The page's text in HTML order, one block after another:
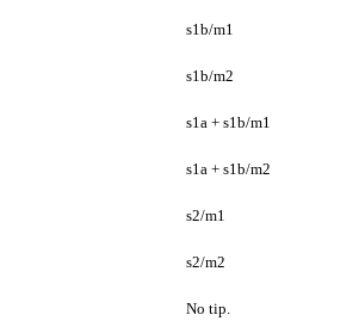
s1b/m1
s1b/m2
s1a + s1b/m1
s1a + s1b/m2
s2/m1
s2/m2
No tip.